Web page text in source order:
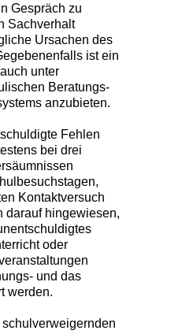
Gespräch zu
Sachverhalt
Ursachen des
ist ein
unter
Beratungs-
anzubieten.
Fehlen
bei drei
Kontaktversuch
darauf hingewiesen,
oder
und das
werden.